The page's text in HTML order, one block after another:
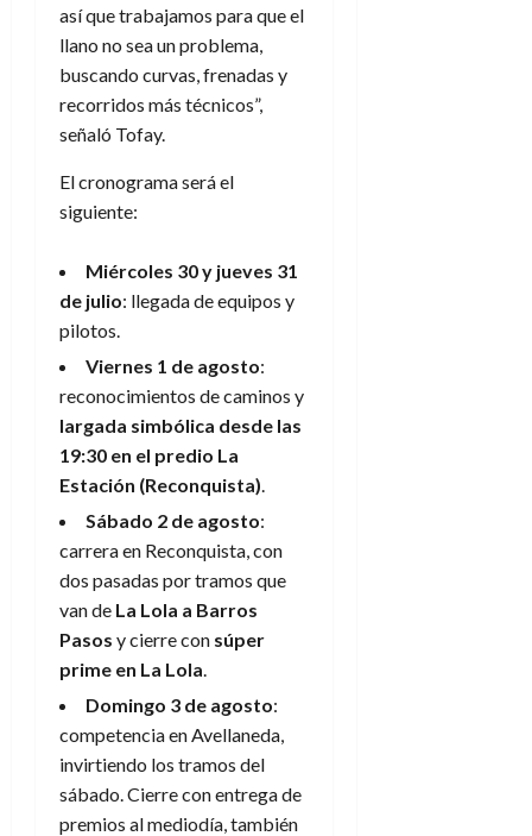
así que trabajamos para que el
llano no sea un problema,
buscando curvas, frenadas y
recorridos más técnicos”,
señaló Tofay.
El cronograma será el
siguiente:
Miércoles 30 y jueves 31
de julio: llegada de equipos y
pilotos.
Viernes 1 de agosto:
reconocimientos de caminos y
largada simbólica desde las
19:30 en el predio La
Estación (Reconquista)
Sábado 2 de agosto:
carrera en Reconquista, con
dos pasadas por tramos que
van de La Lola a Barros
Pasos y cierre con súper
prime en La Lola
Domingo 3 de agosto:
competencia en Avellaneda,
invirtiendo los tramos del
sábado. Cierre con entrega de
premios al mediodía, también